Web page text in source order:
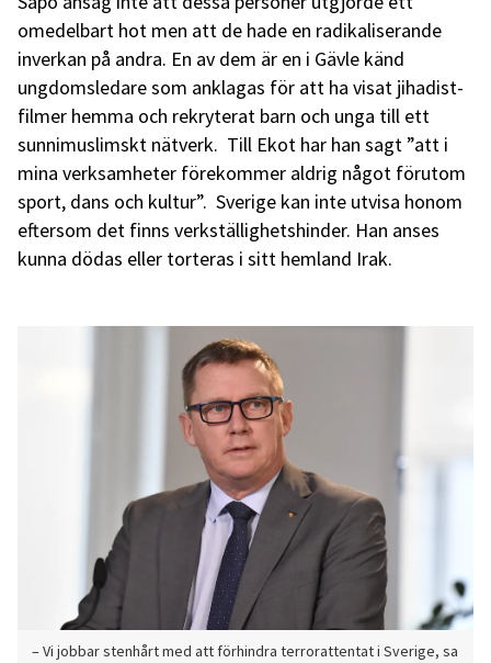
omedelbart hot men att de hade en radikaliserande
inverkan på andra. En av dem är en i Gävle känd
ungdomsledare som anklagas för att ha visat jihadist-
filmer hemma och rekryterat barn och unga till ett
sunnimuslimskt nätverk. Till Ekot har han sagt ”att i
mina verksamheter förekommer aldrig något förutom
sport, dans och kultur”. Sverige kan inte utvisa honom
eftersom det finns verkställighetshinder. Han anses
kunna dödas eller torteras i sitt hemland Irak.
– Vi jobbar stenhårt med att förhindra terrorattentat i Sverige, sa